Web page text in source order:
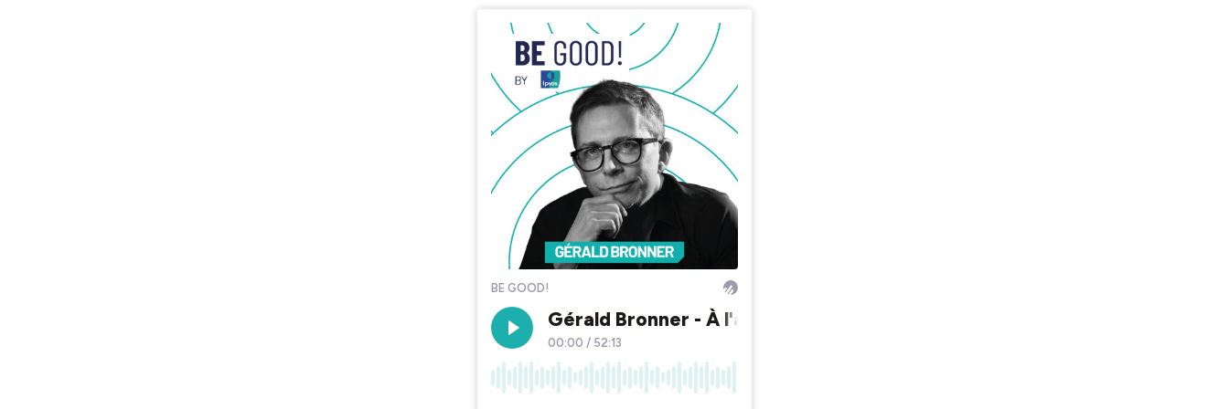
BE GOOD!
Gérald Bronner - À l'assaut du réel : Esprit critique & Désinformation
00:00 / 52:13